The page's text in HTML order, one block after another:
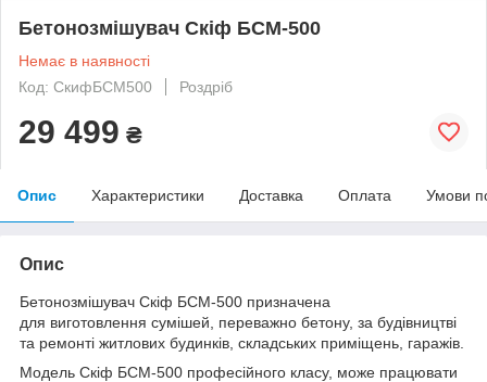
Бетонозмішувач Скіф БСМ-500
Немає в наявності
Код: СкифБСМ500
Роздріб
29 499 ₴
Опис Характеристики Доставка Оплата Умови
Опис
Бетонозмішувач Скіф БСМ-500 призначена
для виготовлення сумішей, переважно бетону, за будівництві
та ремонті житлових будинків, складських приміщень, гаражів.
Модель Скіф БСМ-500 професійного класу, може працювати